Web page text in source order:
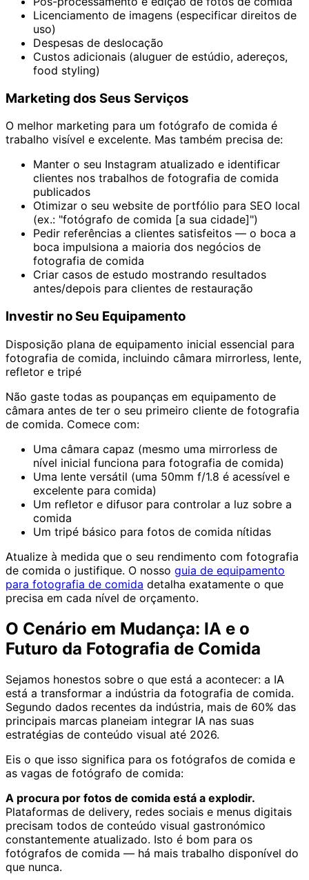
Licenciamento de imagens (especificar direitos de
uso)
Despesas de deslocação
Custos adicionais (aluguer de estúdio, adereços,
food styling)
Marketing dos Seus Serviços
O melhor marketing para um fotógrafo de comida é
trabalho visível e excelente. Mas também precisa de:
Manter o seu Instagram atualizado e identificar
clientes nos trabalhos de fotografia de comida
publicados
Otimizar o seu website de portfólio para SEO local
(ex.: "fotógrafo de comida [a sua cidade]")
Pedir referências a clientes satisfeitos — o boca a
boca impulsiona a maioria dos negócios de
fotografia de comida
Criar casos de estudo mostrando resultados
antes/depois para clientes de restauração
Investir no Seu Equipamento
Disposição plana de equipamento inicial essencial para
fotografia de comida, incluindo câmara mirrorless, lente,
refletor e tripé
Não gaste todas as poupanças em equipamento de
câmara antes de ter o seu primeiro cliente de fotografia
de comida. Comece com:
Uma câmara capaz (mesmo uma mirrorless de
nível inicial funciona para fotografia de comida)
Uma lente versátil (uma 50mm f/1.8 é acessível e
excelente para comida)
Um refletor e difusor para controlar a luz sobre a
comida
Um tripé básico para fotos de comida nítidas
Atualize à medida que o seu rendimento com fotografia
de comida o justifique. O nosso guia de equipamento
para fotografia de comida detalha exatamente o que
precisa em cada nível de orçamento.
O Cenário em Mudança: IA e o
Futuro da Fotografia de Comida
Sejamos honestos sobre o que está a acontecer: a IA
está a transformar a indústria da fotografia de comida.
Segundo dados recentes da indústria, mais de 60% das
principais marcas planeiam integrar IA nas suas
estratégias de conteúdo visual até 2026.
Eis o que isso significa para os fotógrafos de comida e
as vagas de fotógrafo de comida:
A procura por fotos de comida está a explodir.
Plataformas de delivery, redes sociais e menus digitais
precisam todos de conteúdo visual gastronómico
constantemente atualizado. Isto é bom para os
fotógrafos de comida — há mais trabalho disponível do
que nunca.